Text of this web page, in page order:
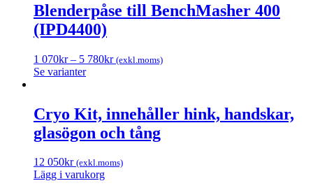
Blenderpåse till BenchMasher 400
(IPD4400)
1 070kr– 5 780kr (exkl.moms)
Se varianter
Cryo Kit, innehåller hink, handskar,
glasögon och tång
12 050kr (exkl.moms)
Lägg i varukorg